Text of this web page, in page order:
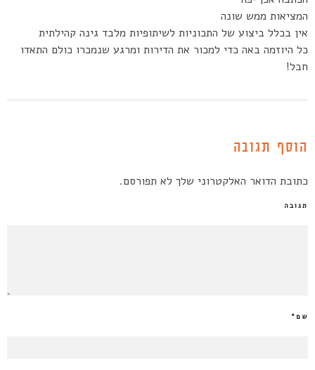
המציאות ממש שונה
אין בכלל ביצוע של התכוניות לשיתופיות מלבד גינה קהילתית
כל היוזמה באה כדי למכור את הדירות ומרגע שנמכרו כולם התאדו
חבל!
הוסף תגובה
כתובת הדואר האלקטרוני שלך לא תפורסם.
תגובה
שם*